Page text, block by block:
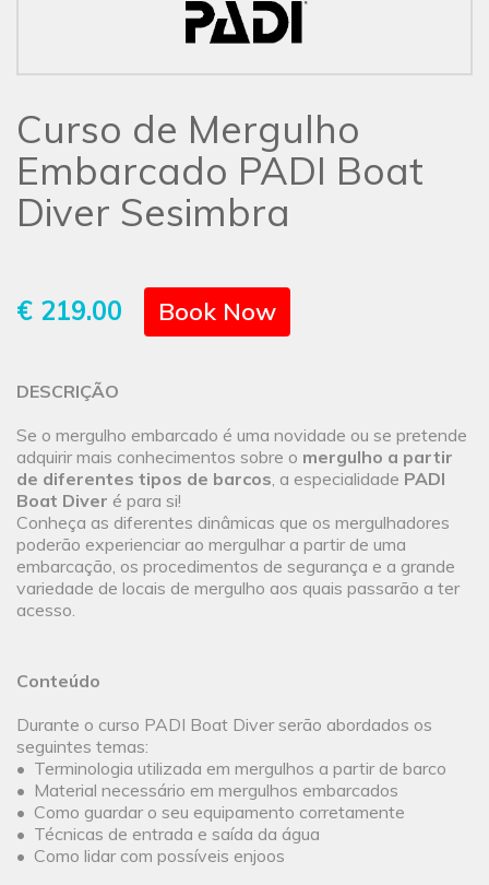
Curso de Mergulho
Embarcado PADI Boat
Diver Sesimbra
€ 219.00 Book Now
DESCRIÇÃO
Se o mergulho embarcado é uma novidade ou se pretende
adquirir mais conhecimentos sobre o mergulho a partir
de diferentes tipos de barcos, a especialidade PADI
Boat Diver é para si!
Conheça as diferentes dinâmicas que os mergulhadores
poderão experienciar ao mergulhar a partir de uma
embarcação, os procedimentos de segurança e a grande
variedade de locais de mergulho aos quais passarão a ter
acesso.
Conteúdo
Durante o curso PADI Boat Diver serão abordados os
seguintes temas:
• Terminologia utilizada em mergulhos a partir de barco
• Material necessário em mergulhos embarcados
• Como guardar o seu equipamento corretamente
• Técnicas de entrada e saída da água
• Como lidar com possíveis enjoos